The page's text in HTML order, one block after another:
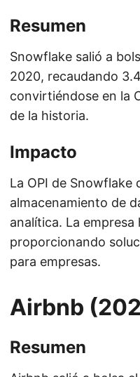
Resumen
Snowflake salió a
2020, recaudando
convirtiéndose en la
de la historia.
Impacto
La OPI de
almacenamiento de
analítica. La
proporcionando
para empresas.
Airbnb
Resumen